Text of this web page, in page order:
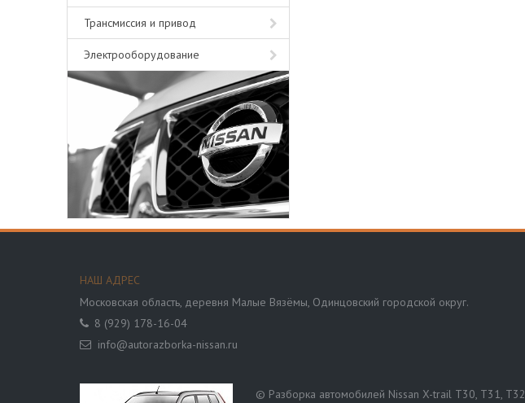
Трансмиссия и привод
Электрооборудование
НАШ АДРЕС
Московская область, деревня Малые Вязёмы, Одинцовский городской округ.
8 (929) 178-16-04
info@autorazborka-nissan.ru
© Разборка автомобилей Nissan X-trail T30, T31, T32